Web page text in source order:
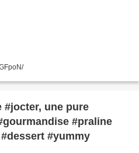
#jocter, une pure
#praline
#yummy